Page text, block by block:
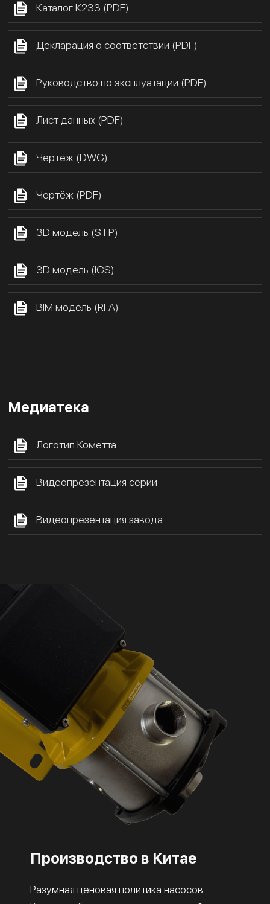
Каталог К233 (PDF)
Декларация о соответствии (PDF)
Руководство по эксплуатации (PDF)
Лист данных (PDF)
Чертёж (DWG)
Чертёж (PDF)
3D модель (STP)
3D модель (IGS)
BIM модель (RFA)
Медиатека
Логотип Кометта
Видеопрезентация серии
Видеопрезентация завода
Производство в Китае
Разумная ценовая политика насосов